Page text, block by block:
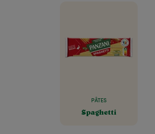
PÂTES
Spaghetti